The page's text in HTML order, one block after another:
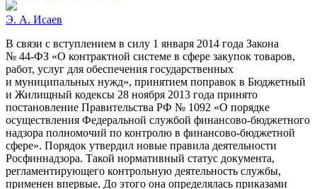
Э. А. Исаев
В связи с вступлением в силу 1 января 2014 года Закона
№ 44-ФЗ «О контрактной системе в сфере закупок товаров,
работ, услуг для обеспечения государственных
и муниципальных нужд», принятием поправок в Бюджетный
и Жилищный кодексы 28 ноября 2013 года принято
постановление Правительства РФ № 1092 «О порядке
осуществления Федеральной службой финансово-бюджетного
надзора полномочий по контролю в финансово-бюджетной
сфере». Порядок утвердил новые правила деятельности
Росфиннадзора. Такой нормативный статус документа,
регламентирующего контрольную деятельность службы,
применен впервые. До этого она определялась приказами